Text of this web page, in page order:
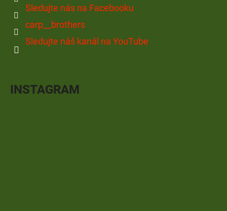
Sledujte nás na Facebooku
carp__brothers
Sledujte náš kanál na YouTube
INSTAGRAM